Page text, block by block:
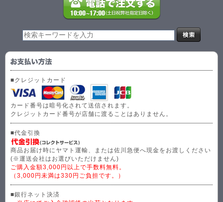
■クレジットカード
カード番号は暗号化されて送信されます。
クレジットカード番号が店舗に渡ることはありません。
■代金引換
商品お届け時にヤマト運輸、または佐川急便へ現金をお渡しください
(※運送会社はお選びいただけません)
ご購入金額3,000円以上で手数料無料。
（3,000円未満は330円ご負担です。）
■銀行ネット決済